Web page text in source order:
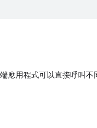
應用程式可以直接呼叫